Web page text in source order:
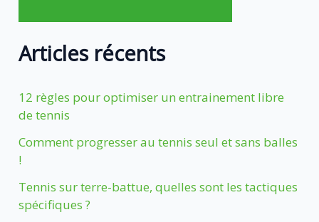
Articles récents
12 règles pour optimiser un entrainement libre
de tennis
Comment progresser au tennis seul et sans balles
!
Tennis sur terre-battue, quelles sont les tactiques
spécifiques ?